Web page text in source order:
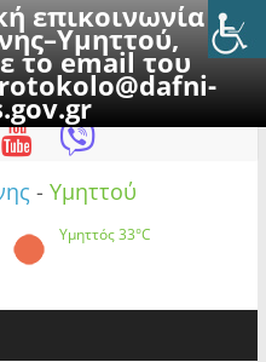
επικοινωνία με
το email του
2026
- Υμηττού
Υμηττός33°C